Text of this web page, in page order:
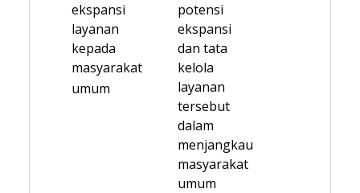
ekspansi
layanan
kepada
masyarakat
umum
potensi
ekspansi
dan tata
kelola
layanan
tersebut
dalam
menjangkau
masyarakat
umum